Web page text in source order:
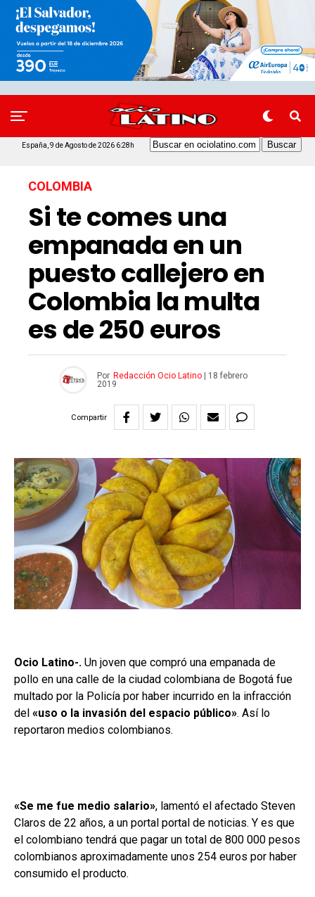
España, 9 de Agosto de 2026 6:28h
COLOMBIA
Si te comes una
empanada en un
puesto callejero en
Colombia la multa
es de 250 euros
Por Redacción Ocio Latino|
18 febrero
2019
Compartir
Ocio Latino-. Un joven que compró una empanada de
pollo en una calle de la ciudad colombiana de Bogotá fue
multado por la Policía por haber incurrido en la infracción
del «uso o la invasión del espacio público». Así lo
reportaron medios colombianos.
«Se me fue medio salario», lamentó el afectado Steven
Claros de 22 años, a un portal portal de noticias. Y es que
el colombiano tendrá que pagar un total de 800 000 pesos
colombianos aproximadamente unos 254 euros por haber
consumido el producto.